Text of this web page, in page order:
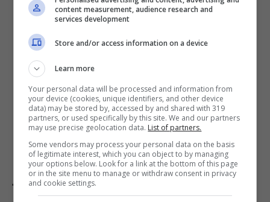
Persona non handicappata;
Personacon handicap;
con handicap con connotazione di
gravità;
con handicap superiore ai 2/3.
Turni di lavoro per chi ha la 104:
content measurement, audience research and
services development
Store and/or access information on a device
Learn more
Your personal data will be processed and information from
your device (cookies, unique identifiers, and other device
data) may be stored by, accessed by and shared with 319
partners, or used specifically by this site. We and our partners
may use precise geolocation data. List of partners.
Some vendors may process your personal data on the basis
of legitimate interest, which you can object to by managing
your options below. Look for a link at the bottom of this page
or in the site menu to manage or withdraw consent in privacy
and cookie settings.